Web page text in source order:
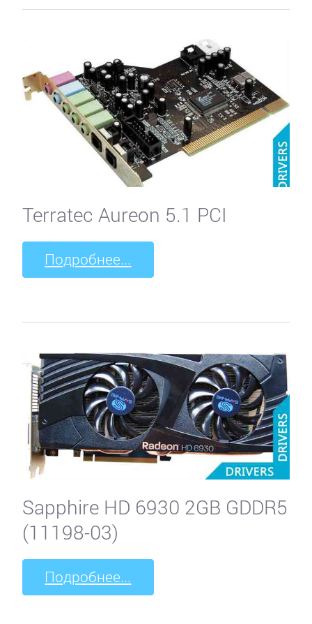
Terratec Aureon 5.1 PCI
Подробнее...
Sapphire HD 6930 2GB GDDR5
(11198-03)
Подробнее...